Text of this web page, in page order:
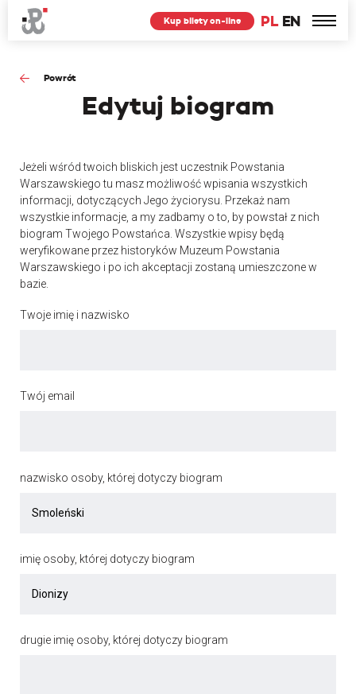
PL EN
Kup bilety on-line
Powrót
Edytuj biogram
Jeżeli wśród twoich bliskich jest uczestnik Powstania
Warszawskiego tu masz możliwość wpisania wszystkich
informacji, dotyczących Jego życiorysu. Przekaż nam
wszystkie informacje, a my zadbamy o to, by powstał z nich
biogram Twojego Powstańca. Wszystkie wpisy będą
weryfikowane przez historyków Muzeum Powstania
Warszawskiego i po ich akceptacji zostaną umieszczone w
bazie.
Twoje imię i nazwisko
Twój email
nazwisko osoby, której dotyczy biogram
imię osoby, której dotyczy biogram
drugie imię osoby, której dotyczy biogram